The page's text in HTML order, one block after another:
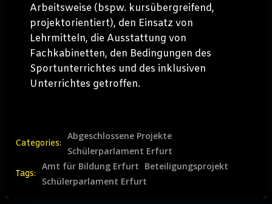
Arbeitsweise (bspw. kursübergreifend,
projektorientiert), den Einsatz von
Lehrmitteln, die Ausstattung von
Fachkabinetten, den Bedingungen des
Sportunterrichtes und des inklusiven
Unterrichtes getroffen.
Categories:
Abgeschlossene Projekte
Schülerparlament Erfurt
Tags:
Amt für Bildung Erfurt Beteiligungsprojekt
Schülerparlament Erfurt